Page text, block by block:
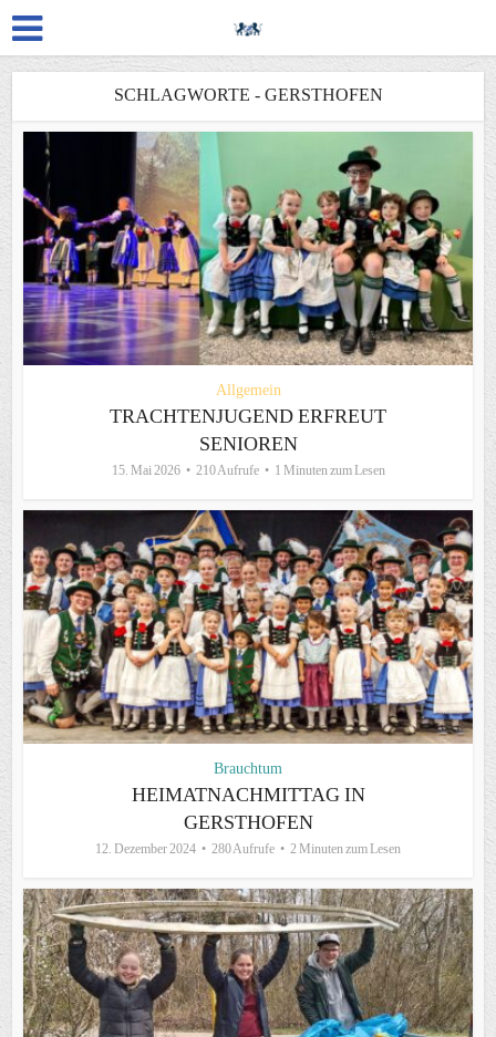
SCHLAGWORTE - GERSTHOFEN
Allgemein
TRACHTENJUGEND ERFREUT
SENIOREN
15. Mai 2026 210 Aufrufe 1 Minuten zum Lesen
Brauchtum
HEIMATNACHMITTAG IN
GERSTHOFEN
12. Dezember 2024 280 Aufrufe 2 Minuten zum Lesen